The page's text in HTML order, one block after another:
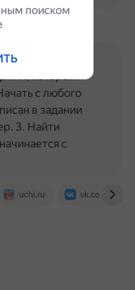
uchi.ru vk.com
который
с любого
в задании
3. Найти
с
поиском